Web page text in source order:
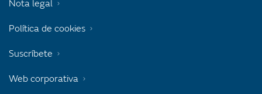
Nota legal
Política de cookies
Suscríbete
Web corporativa